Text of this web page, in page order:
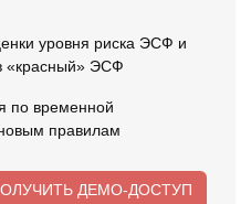
уровня риска ЭСФ и
«красный» ЭСФ
по временной
правилам
ДЕМО-ДОСТУП